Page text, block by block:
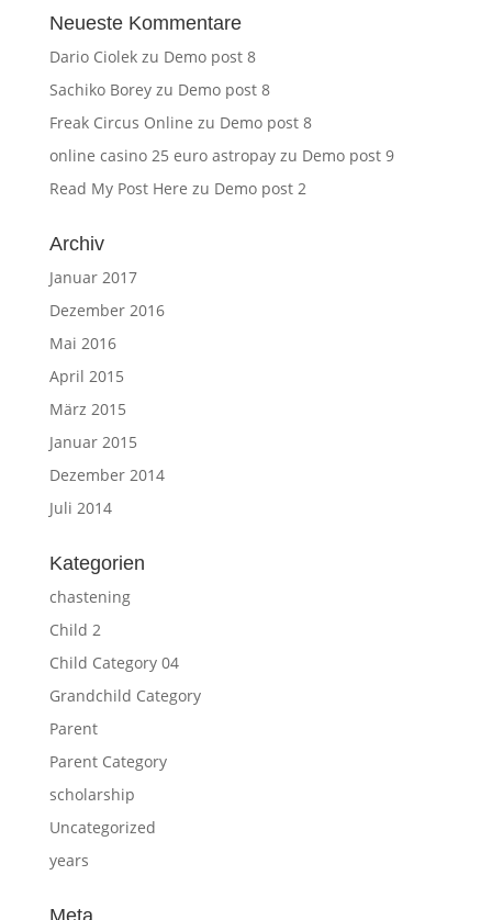
Neueste Kommentare
Dario Ciolekzu Demo post 8
Sachiko Boreyzu Demo post 8
Freak Circus Online zu Demo post 8
online casino 25 euro astropayzu Demo post 9
Read My Post Here zu Demo post 2
Archiv
Januar 2017
Dezember 2016
Mai 2016
April 2015
März 2015
Januar 2015
Dezember 2014
Juli 2014
Kategorien
chastening
Child 2
Child Category 04
Grandchild Category
Parent
Parent Category
scholarship
Uncategorized
years
Meta